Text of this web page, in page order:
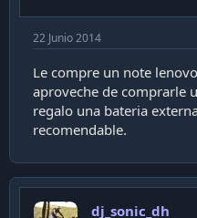
22 Junio 2014
Le compre un note
aproveche de comprarle
regalo una bateria
recomendable.
dj_sonic_dh